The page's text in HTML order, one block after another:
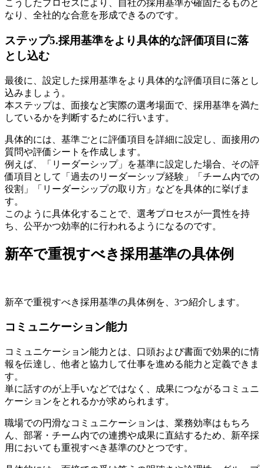
こうしたプロセスにより、自社の採用基準が確固たるものと
なり、全社的な合意を形成できるのです。
ステップ5.採用基準をより具体的な評価項目に落
とし込む
最後に、設定した採用基準をより具体的な評価項目に落とし
込みましょう。
本ステップは、面接など実際の選考場面で、採用基準を満た
しているかを判断するために行います。
具体的には、基準ごとに評価項目を詳細に設定し、面接用の
質問や評価シートを作成します。
例えば、「リーダーシップ」を基準に設定した場合、その評
価項目として「過去のリーダーシップ経験」「チーム内での
役割」「リーダーシップの取り方」などを具体的に挙げま
す。
このように具体化することで、選考プロセスが一貫性を持
ち、公平かつ効率的に行われるようになるのです。
新卒で重視すべき採用基準の具体例
新卒で重視すべき採用基準の具体例を、3つ紹介します。
コミュニケーション能力
コミュニケーション能力とは、口頭および書面で効果的に情
報を伝達し、他者と協力して仕事を進める能力と定義できま
す。
単に話すのが上手いなどではなく、成果につながるコミュニ
ケーションをとれるかが求められます。
職場での円滑なコミュニケーションは、業務効率はもちろ
ん、部署・チーム内での連携や成果に直結するため、新卒採
用においても重視すべき基準のひとつです。